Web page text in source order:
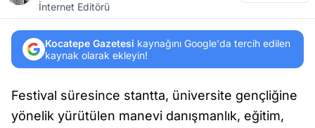
İnternet Editörü
Kocatepe Gazetesi kaynağını Google'da tercih edilen
kaynak olarak ekleyin!
Festival süresince stantta, üniversite gençliğine
yönelik yürütülen manevi danışmanlık, eğitim,